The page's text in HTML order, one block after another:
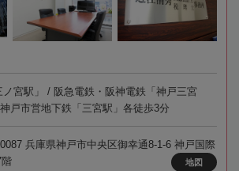
ノ宮駅」 / 阪急電鉄・阪神電鉄「神戸三宮
戸市営地下鉄「三宮駅」各徒歩3分
兵庫県神戸市中央区御幸通8-1-6 神戸国際
地図